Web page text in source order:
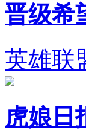
晋级希
英雄联
虎娘日